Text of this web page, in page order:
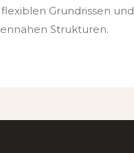
Grundrissen und
Strukturen.